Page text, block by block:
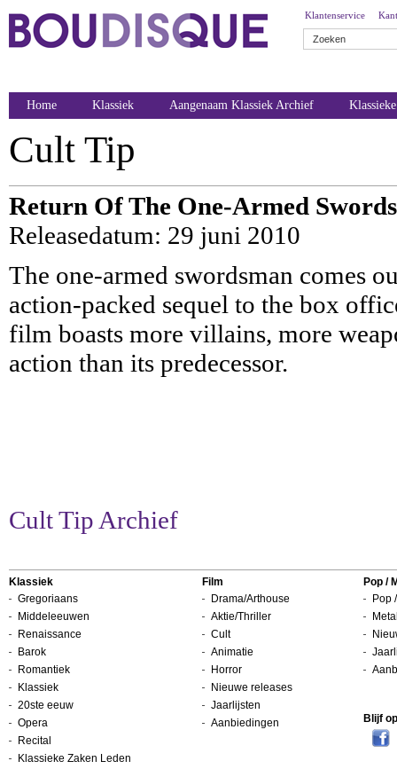
Klantenservice
Home Klassiek Aangenaam Klassiek Archief
Cult Tip
Return Of The One-Armed
Releasedatum: 29 juni 2010
The one-armed swordsman comes
action-packed sequel to the box
film boasts more villains, more
action than its predecessor.
Cult Tip Archief
Klassiek
Gregoriaans
Middeleeuwen
Renaissance
Barok
Romantiek
Klassiek
20ste eeuw
Opera
Recital
Klassieke Zaken Leden
Film
Drama/Arthouse
Aktie/Thriller
Cult
Animatie
Horror
Nieuwe releases
Jaarlijsten
Aanbiedingen
Pop /
Pop
Blijf